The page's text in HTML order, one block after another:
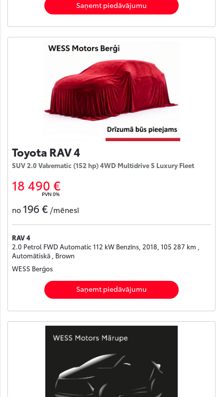
Saņemt piedāvājumu
Toyota RAV 4
SUV 2.0 Valvematic (152 hp) 4WD Multidrive S Luxury Fleet
18 490 €
PVN 0%
no 196 € /mēnesī
RAV 4
2.0 Petrol FWD Automatic 112 kW Benzīns, 2018, 105 287 km ,
Automātiskā , Brown
WESS Berģos
Saņemt piedāvājumu